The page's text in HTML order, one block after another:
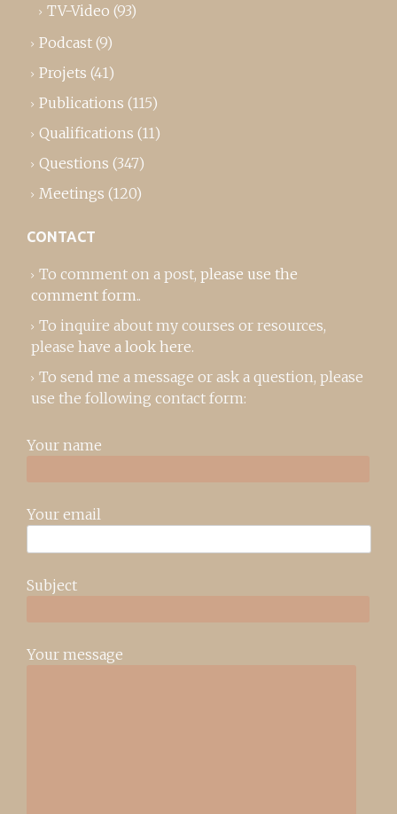
TV-Video (93)
Podcast (9)
Projets (41)
Publications (115)
Qualifications (11)
Questions (347)
Meetings (120)
CONTACT
To comment on a post, please use the
comment form..
To inquire about my courses or resources,
please have a look here.
To send me a message or ask a question, please
use the following contact form:
Your name
Your email
Subject
Your message